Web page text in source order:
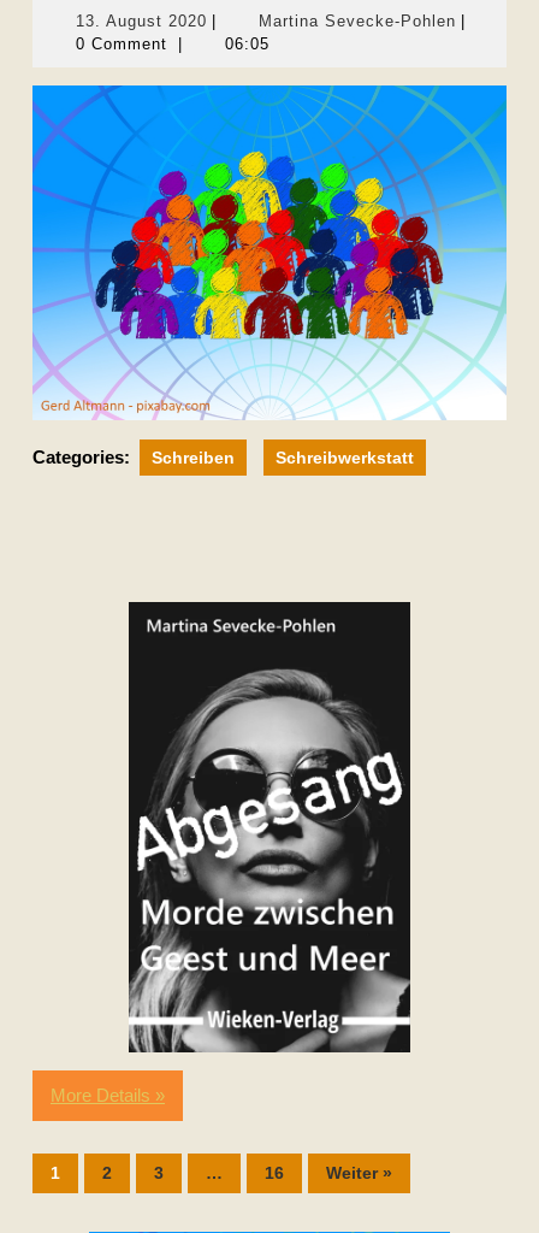
13. August 2020 13.
August
Martina Sevecke-PohlenMartina
0 Comment
06:05
Categories: Schreiben Schreibwerkstatt
More Details »
1 2 3 … 16 Weiter »